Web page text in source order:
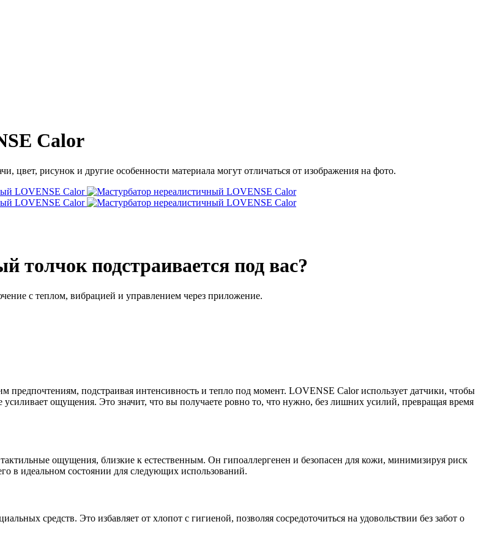
Calor
цвет, рисунок и другие особенности материала могут отличаться от изображения на фото.
подстраивается под вас?
с теплом, вибрацией и управлением через приложение.
предпочтениям, подстраивая интенсивность и тепло под момент. LOVENSE Calor использует датчики, чтобы
ощущения. Это значит, что вы получаете ровно то, что нужно, без лишних усилий, превращая время
ощущения, близкие к естественным. Он гипоаллергенен и безопасен для кожи, минимизируя риск
в идеальном состоянии для следующих использований.
средств. Это избавляет от хлопот с гигиеной, позволяя сосредоточиться на удовольствии без забот о